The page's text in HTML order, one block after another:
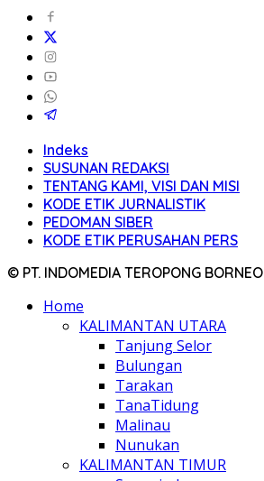
Indeks
SUSUNAN REDAKSI
TENTANG KAMI, VISI DAN MISI
KODE ETIK JURNALISTIK
PEDOMAN SIBER
KODE ETIK PERUSAHAN PERS
© PT. INDOMEDIA TEROPONG BORNEO
Home
KALIMANTAN UTARA
Tanjung Selor
Bulungan
Tarakan
TanaTidung
Malinau
Nunukan
KALIMANTAN TIMUR